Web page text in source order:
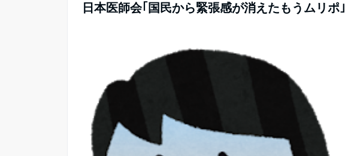
日本医師会｢国民から緊張感が消えたもうムリポ｣